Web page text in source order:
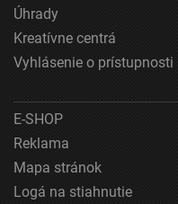
Úhrady
Kreatívne centrá
Vyhlásenie o prístupnosti
E-SHOP
Reklama
Mapa stránok
Logá na stiahnutie